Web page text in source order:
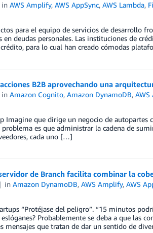
inAWS Amplify,AWS AppSync,AWS Lambda,
para el equipo de servicios de desarrollo
en deudas personales. Las instituciones de
para lo cual han creado cómodas
B2B aprovechando una
inAmazon Cognito,Amazon DynamoDB,
Imagine que dirige un negocio de autopartes
es que administrar la cadena de
cada uno […]
de Branch facilita combinar la
inAmazon DynamoDB,AWS Amplify,AWS
“Protéjase del peligro”. “15 minutos
Probablemente se deba a que las
mensajes que tratan de dar un sentido de